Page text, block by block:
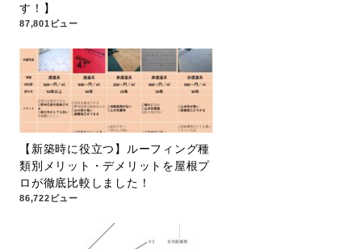
す！】
87,801ビュー
【新築時に役立つ】ルーフィング種
類別メリット・デメリットを屋根プ
ロが徹底比較しました！
86,722ビュー